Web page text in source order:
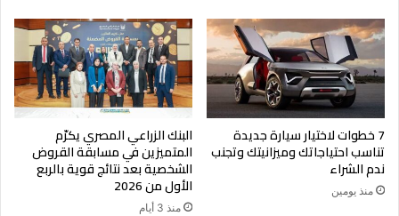
47.65 جنيه للبيع
سعر الدولار في بنك مصر
47.55 جنيه للشراء.
47.65 جنيه للبيع.
7 خطوات لاختيار سيارة جديدة
تناسب احتياجاتك وميزانيتك وتجنب
ندم الشراء
منذ يومين
البنك الزراعي المصري يكرّم
المتميزين في مسابقة القروض
الشخصية بعد نتائج قوية بالربع
الأول من 2026
منذ 3 أيام